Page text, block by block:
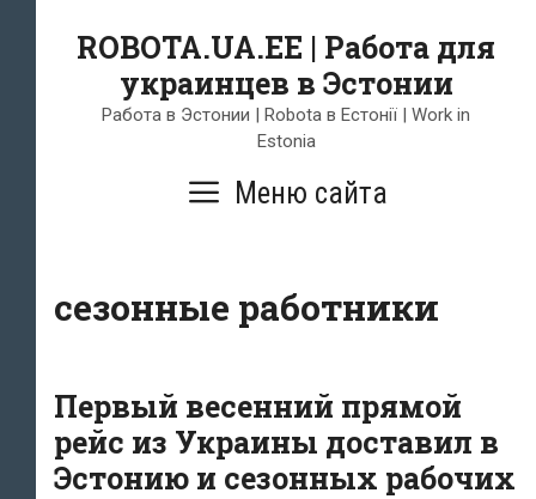
ROBOTA.UA.EE | Работа для
украинцев в Эстонии
Работа в Эстонии | Robota в Естонії | Work in
Estonia
Меню сайта
сезонные работники
Первый весенний прямой
рейс из Украины доставил в
Эстонию и сезонных рабочих